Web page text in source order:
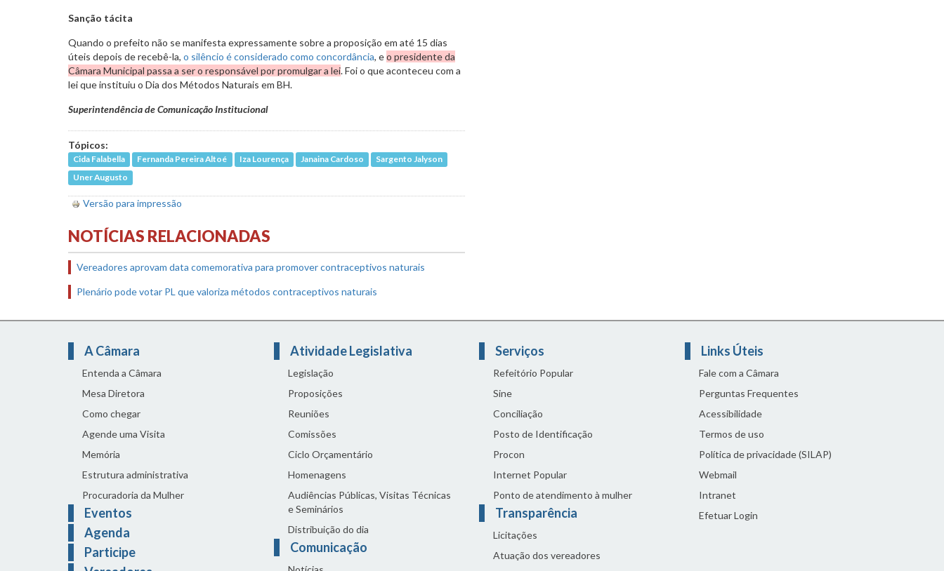
Sanção tácita
Quando o prefeito não se manifesta expressamente sobre a proposição em até 15 dias
úteis depois de recebê-la, o silêncio é considerado como concordância, eo presidente da
Câmara Municipal passa a ser o responsável por promulgar a lei. Foi o que aconteceu com a
lei que instituiu o Dia dos Métodos Naturais em BH.
Superintendência de Comunicação Institucional
Tópicos:
Cida Falabella Fernanda Pereira Altoé Iza Lourença Janaina Cardoso
Sargento Jalyson
Uner Augusto
Versão para impressão
NOTÍCIAS RELACIONADAS
Vereadores aprovam data comemorativa para promover contraceptivos naturais
Plenário pode votar PL que valoriza métodos contraceptivos naturais
A Câmara
Entenda a Câmara
Mesa Diretora
Como chegar
Agende uma Visita
Memória
Estrutura administrativa
Procuradoria da Mulher
Eventos
Agenda
Participe
Atividade Legislativa
Legislação
Proposições
Reuniões
Comissões
Ciclo Orçamentário
Homenagens
Audiências Públicas, Visitas Técnicas
e Seminários
Distribuição do dia
Comunicação
Serviços
Refeitório Popular
Sine
Conciliação
Posto de Identificação
Procon
Internet Popular
Ponto de atendimento à mulher
Transparência
Licitações
Atuação dos vereadores
Links Úteis
Fale com a Câmara
Perguntas Frequentes
Acessibilidade
Termos de uso
Política de privacidade (SILAP)
Webmail
Intranet
Efetuar Login